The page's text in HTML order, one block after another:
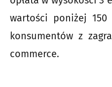
wartości poniżej
konsumentów z
commerce.